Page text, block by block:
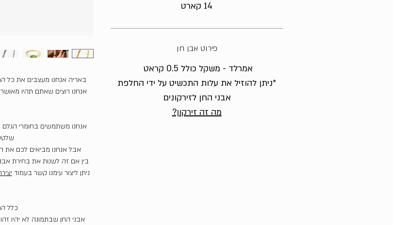
באריה אנחנו מעצבים את כל
אנחנו רוצים שאתם תהיו
אנחנו משתמשים בחומרי הגלם
אבל אנחנו מביאים לכם את
בין אם זה לשנות את בחירת
ניתן ליצור עימנו קשר בעמוד
כלל
אבני החן שבתמונה לא יהיו
14 קארט
פירוט אבן חן
אמרלד - משקל כולל 0.5 קראט
*ניתן להוזיל את עלות התכשיט על ידי החלפת
אבני החן לזירקונים
מה זה זירקון?